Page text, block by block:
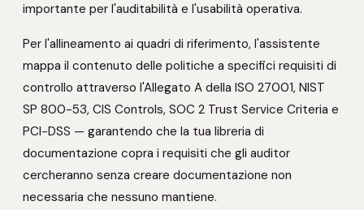
importante per l'auditabilità e l'usabilità operativa.
Per l'allineamento ai quadri di riferimento, l'assistente
mappa il contenuto delle politiche a specifici requisiti di
controllo attraverso l'Allegato A della ISO 27001, NIST
SP 800-53, CIS Controls, SOC 2 Trust Service Criteria e
PCI-DSS — garantendo che la tua libreria di
documentazione copra i requisiti che gli auditor
cercheranno senza creare documentazione non
necessaria che nessuno mantiene.